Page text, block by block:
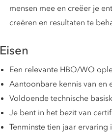
mensen mee en creëer je
creëren en resultaten te
Eisen
Een relevante HBO/WO
Aantoonbare kennis van en
Voldoende technische
Je bent in het bezit van
Tenminste tien jaar